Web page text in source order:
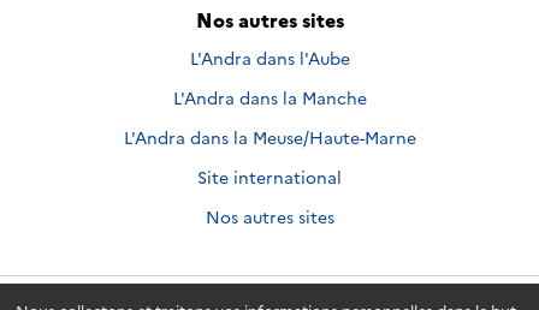
Nos autres sites
L'Andra dans l'Aube
L'Andra dans la Manche
L'Andra dans la Meuse/Haute-Marne
Site international
Nos autres sites